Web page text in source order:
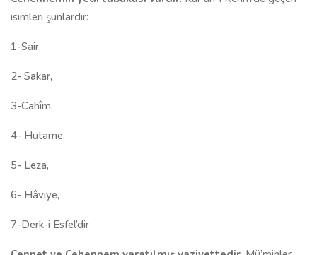
isimleri şunlardır:
1-Sair,
2- Sakar,
3-Cahîm,
4- Hutame,
5- Leza,
6- Hâviye,
7-Derk-i Esfel’dir